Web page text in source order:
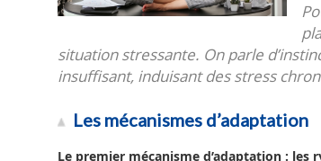
situation stressante. On parle
insuffisant, induisant des stress
Les mécanismes d’adaptation
Le premier mécanisme d’adaptation : les